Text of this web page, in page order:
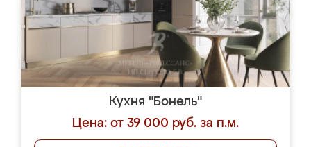
Кухня "Бонель"
Цена: от 39 000 руб. за п.м.